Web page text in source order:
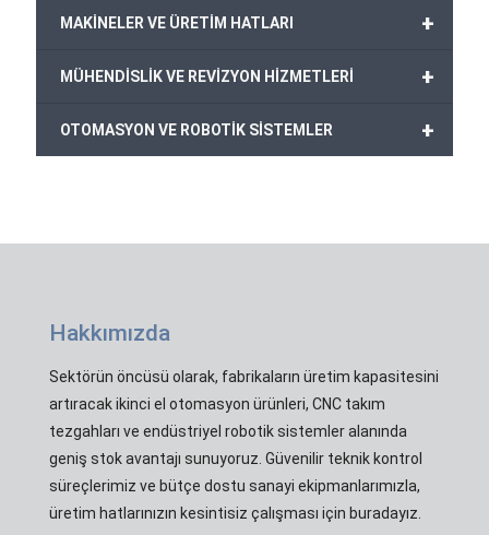
+
MAKİNELER VE ÜRETİM HATLARI
+
MÜHENDİSLİK VE REVİZYON HİZMETLERİ
+
OTOMASYON VE ROBOTİK SİSTEMLER
Hakkımızda
Sektörün öncüsü olarak, fabrikaların üretim kapasitesini
artıracak ikinci el otomasyon ürünleri, CNC takım
tezgahları ve endüstriyel robotik sistemler alanında
geniş stok avantajı sunuyoruz. Güvenilir teknik kontrol
süreçlerimiz ve bütçe dostu sanayi ekipmanlarımızla,
üretim hatlarınızın kesintisiz çalışması için buradayız.